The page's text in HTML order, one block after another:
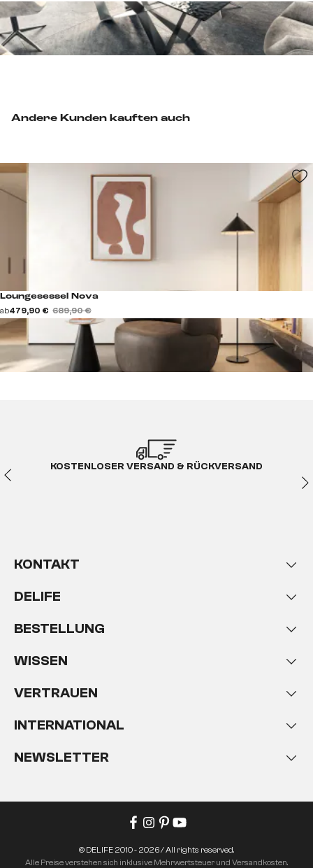
Andere Kunden kauften auch
Loungesessel Nova
ab479,90 € 689,90 €
KOSTENLOSER VERSAND & RÜCKVERSAND
KONTAKT
DELIFE
BESTELLUNG
WISSEN
VERTRAUEN
INTERNATIONAL
NEWSLETTER
© DELIFE 2010 - 2026 / All rights reserved.
Alle Preise verstehen sich inklusive Mehrwertsteuer und Versandkosten.